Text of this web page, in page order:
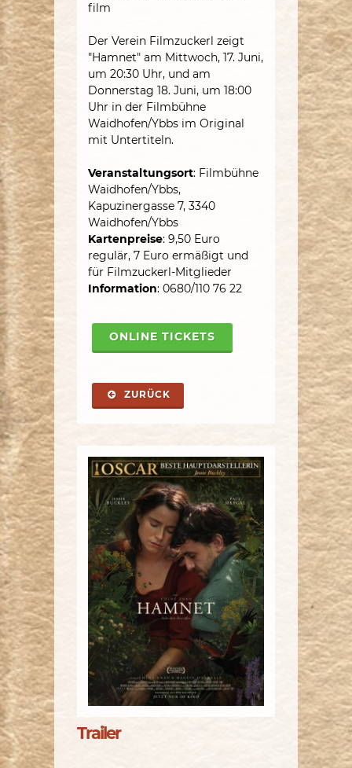
film
Der Verein Filmzuckerl zeigt
"Hamnet" am Mittwoch, 17. Juni,
um 20:30 Uhr, und am
Donnerstag 18. Juni, um 18:00
Uhr in der Filmbühne
Waidhofen/Ybbs im Original
mit Untertiteln.
Veranstaltungsort: Filmbühne
Waidhofen/Ybbs,
Kapuzinergasse 7, 3340
Waidhofen/Ybbs
Kartenpreise: 9,50 Euro
regulär, 7 Euro ermäßigt und
für Filmzuckerl-Mitglieder
Information: 0680/110 76 22
ONLINE TICKETS
ZURÜCK
Trailer